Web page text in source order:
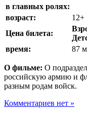
в главных ролях:
возраст:
12+
Цена билета:
время:
87
О фильме: О
российскую армию и
разным родам войск.
Комментариев нет »